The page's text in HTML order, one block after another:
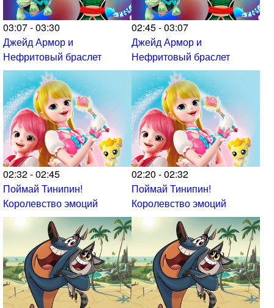
03:07 - 03:30
Джейд Армор и
Нефритовый браслет
02:45 - 03:07
Джейд Армор и
Нефритовый браслет
02:32 - 02:45
Поймай Тинипин!
Королевство эмоций
02:20 - 02:32
Поймай Тинипин!
Королевство эмоций